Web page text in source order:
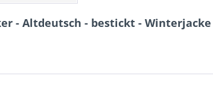
- Altdeutsch - bestickt - Winterjacke